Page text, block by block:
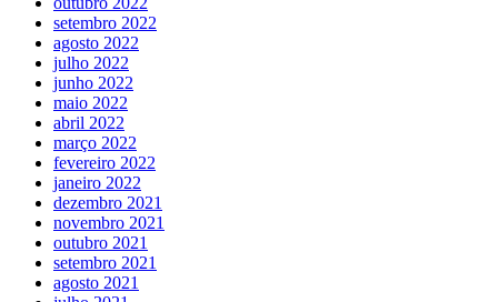
setembro 2022
agosto 2022
julho 2022
junho 2022
maio 2022
abril 2022
março 2022
fevereiro 2022
janeiro 2022
dezembro 2021
novembro 2021
outubro 2021
setembro 2021
agosto 2021